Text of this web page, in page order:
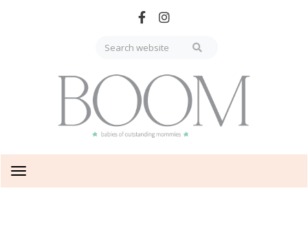
Toggle
navigation